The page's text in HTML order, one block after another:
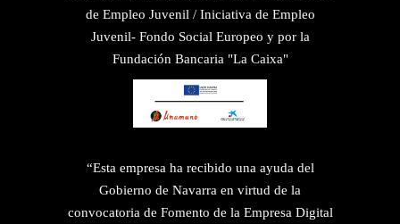
de Empleo Juvenil / Iniciativa de Empleo
Juvenil- Fondo Social Europeo y por la
Fundación Bancaria "La Caixa"
“Esta empresa ha recibido una ayuda del
Gobierno de Navarra en virtud de la
convocatoria de Fomento de la Empresa Digital